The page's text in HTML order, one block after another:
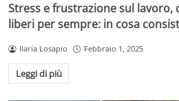
Stress e frustrazione sul lavoro,
liberi per sempre: in cosa
Ilaria Losapio Febbraio 1, 2025
Leggi di più